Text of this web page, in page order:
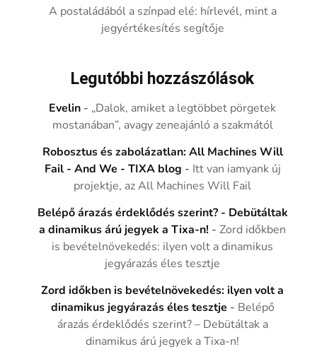
A postaládából a színpad elé: hírlevél, mint a
jegyértékesítés segítője
Legutóbbi hozzászólások
Evelin - „Dalok, amiket a legtöbbet pörgetek
mostanában”, avagy zeneajánló a szakmától
Robosztus és zabolázatlan: All Machines Will
Fail - And We - TIXA blog - Itt van iamyank új
projektje, az All Machines Will Fail
Belépő árazás érdeklődés szerint? - Debütáltak
a dinamikus árú jegyek a Tixa-n! -Zord időkben
is bevételnövekedés: ilyen volt a dinamikus
jegyárazás éles tesztje
Zord időkben is bevételnövekedés: ilyen volt a
dinamikus jegyárazás éles tesztje - Belépő
árazás érdeklődés szerint? – Debütáltak a
dinamikus árú jegyek a Tixa-n!